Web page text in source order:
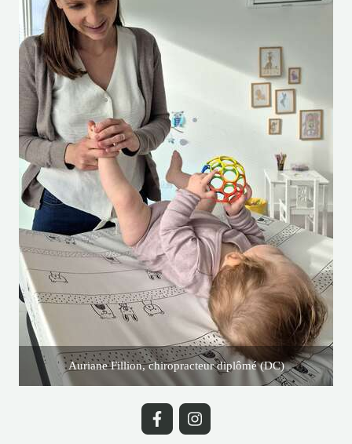
Auriane Fillion, chiropracteur diplômé (DC)